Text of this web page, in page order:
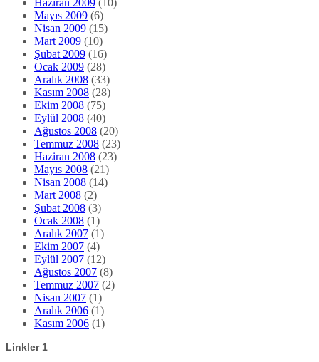
Mayıs 2009 (6)
Nisan 2009 (15)
Mart 2009 (10)
Şubat 2009 (16)
Ocak 2009 (28)
Aralık 2008 (33)
Kasım 2008 (28)
Ekim 2008 (75)
Eylül 2008 (40)
Ağustos 2008 (20)
Temmuz 2008 (23)
Haziran 2008 (23)
Mayıs 2008 (21)
Nisan 2008 (14)
Mart 2008 (2)
Şubat 2008 (3)
Ocak 2008 (1)
Aralık 2007 (1)
Ekim 2007 (4)
Eylül 2007 (12)
Ağustos 2007 (8)
Temmuz 2007 (2)
Nisan 2007 (1)
Aralık 2006 (1)
Kasım 2006 (1)
Linkler 1